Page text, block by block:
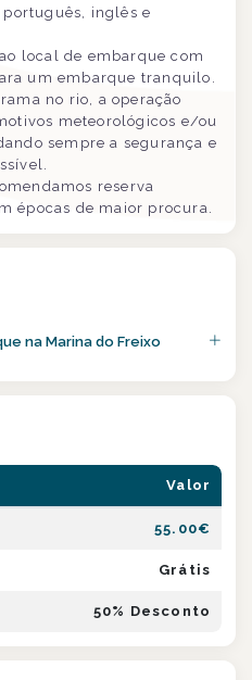
inglês e
local de embarque com
um embarque tranquilo.
no rio, a operação
meteorológicos e/ou
sempre a segurança e
reserva
épocas de maior procura.
na Marina do Freixo
Valor
55.00€
Grátis
50% Desconto